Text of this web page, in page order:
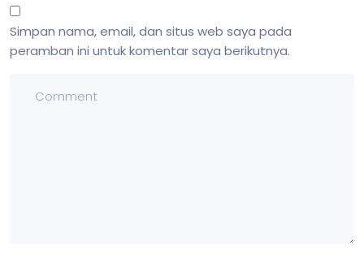
Simpan nama, email, dan situs web saya pada
peramban ini untuk komentar saya berikutnya.